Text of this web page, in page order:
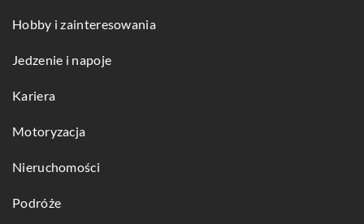
Hobby i zainteresowania
Jedzenie i napoje
Kariera
Motoryzacja
Nieruchomości
Podróże